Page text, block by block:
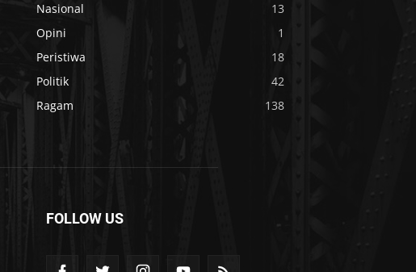
Nasional
13
Opini
1
Peristiwa
18
Politik
42
Ragam
138
FOLLOW US